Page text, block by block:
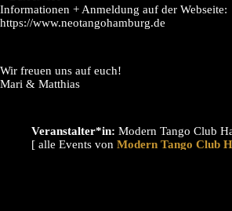
Informationen + Anmeldung auf der Webseite:
https://www.neotangohamburg.de
Wir freuen uns auf euch!
Mari & Matthias
Veranstalter*in: Modern Tango Club
[ alle Events von